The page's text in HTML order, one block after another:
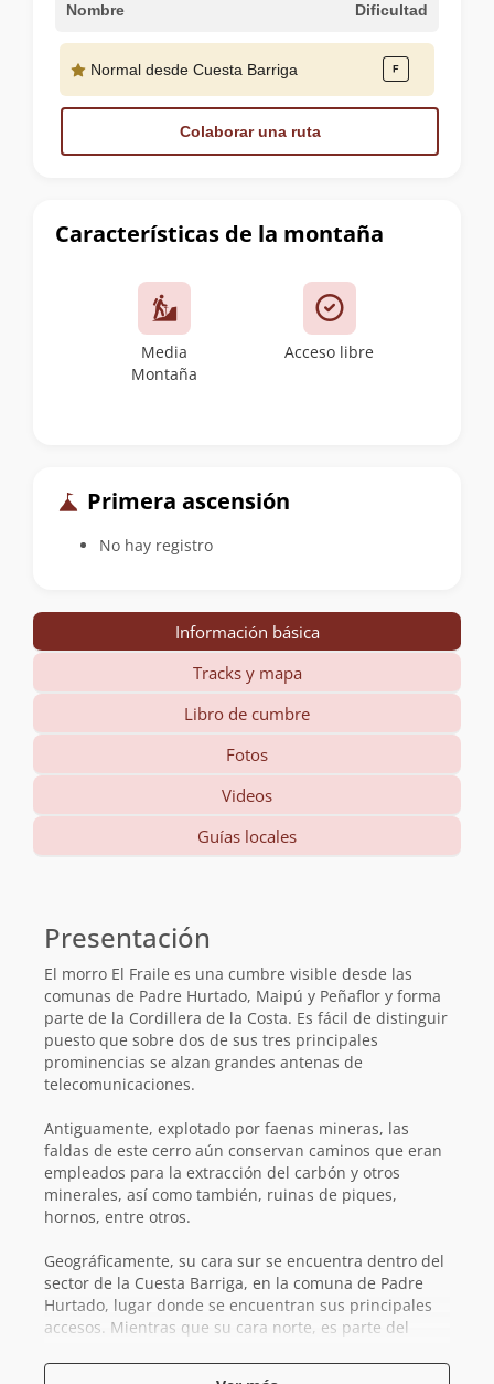
Características de la montaña
Media
Montaña
Acceso libre
Primera ascensión
No hay registro
Nombre Dificultad
Normal desde Cuesta Barriga
Colaborar una ruta
Información básica
Tracks y mapa
Libro de cumbre
Fotos
Videos
Guías locales
básica
Presentación
El morro El Fraile es una cumbre visible desde las
comunas de Padre Hurtado, Maipú y Peñaflor y forma
parte de la Cordillera de la Costa. Es fácil de distinguir
puesto que sobre dos de sus tres principales
prominencias se alzan grandes antenas de
telecomunicaciones.
Antiguamente, explotado por faenas mineras, las
faldas de este cerro aún conservan caminos que eran
empleados para la extracción del carbón y otros
minerales, así como también, ruinas de piques,
hornos, entre otros.
Geográficamente, su cara sur se encuentra dentro del
sector de la Cuesta Barriga, en la comuna de Padre
Hurtado, lugar donde se encuentran sus principales
accesos. Mientras que su cara norte, es parte del
la comuna de Maipú. A su vez, forma parte del Sitio